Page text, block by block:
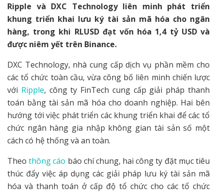
Ripple và DXC Technology liên minh phát triển
khung triển khai lưu ký tài sản mã hóa cho ngân
hàng, trong khi RLUSD đạt vốn hóa 1,4 tỷ USD và
được niêm yết trên Binance.
DXC Technology, nhà cung cấp dịch vụ phần mềm cho
các tổ chức toàn cầu, vừa công bố liên minh chiến lược
với Ripple, công ty FinTech cung cấp giải pháp thanh
toán bằng tài sản mã hóa cho doanh nghiệp. Hai bên
hướng tới việc phát triển các khung triển khai để các tổ
chức ngân hàng gia nhập không gian tài sản số một
cách có hệ thống và an toàn.
Theothông cáo báo chí chung, hai công ty đặt mục tiêu
thúc đẩy việc áp dụng các giải pháp lưu ký tài sản mã
hóa và thanh toán ở cấp độ tổ chức cho các tổ chức